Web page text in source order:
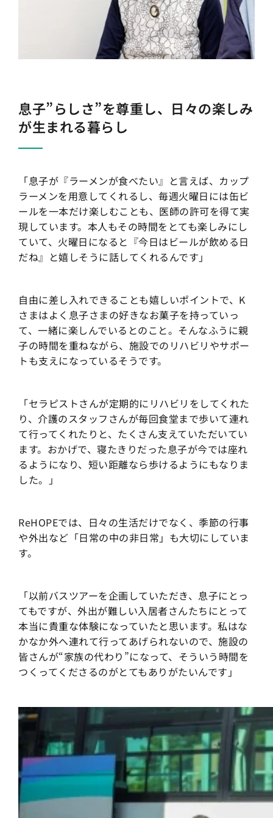
息子”らしさ”を尊重し、日々の楽しみ
が生まれる暮らし
「息子が『ラーメンが食べたい』と言えば、カップ
ラーメンを用意してくれるし、毎週火曜日には缶ビ
ールを一本だけ楽しむことも、医師の許可を得て実
現しています。本人もその時間をとても楽しみにし
ていて、火曜日になると『今日はビールが飲める日
だね』と嬉しそうに話してくれるんです」
自由に差し入れできることも嬉しいポイントで、K
さまはよく息子さまの好きなお菓子を持っていっ
て、一緒に楽しんでいるとのこと。そんなふうに親
子の時間を重ねながら、施設でのリハビリやサポー
トも支えになっているそうです。
「セラピストさんが定期的にリハビリをしてくれた
り、介護のスタッフさんが毎回食堂まで歩いて連れ
て行ってくれたりと、たくさん支えていただいてい
ます。おかげで、寝たきりだった息子が今では座れ
るようになり、短い距離なら歩けるようにもなりま
した。」
ReHOPEでは、日々の生活だけでなく、季節の行事
や外出など「日常の中の非日常」も大切にしていま
す。
「以前バスツアーを企画していただき、息子にとっ
てもですが、外出が難しい入居者さんたちにとって
本当に貴重な体験になっていたと思います。私はな
かなか外へ連れて行ってあげられないので、施設の
皆さんが“家族の代わり”になって、そういう時間を
つくってくださるのがとてもありがたいんです」